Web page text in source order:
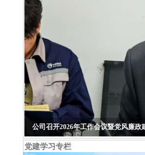
党建学习专栏